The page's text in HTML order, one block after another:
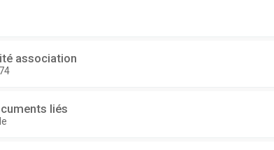
association
liés